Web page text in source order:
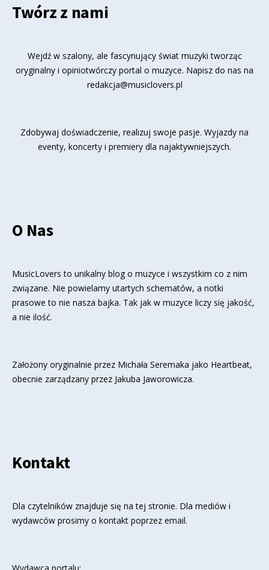
Twórz z nami
Wejdź w szalony, ale fascynujący świat muzyki tworząc
oryginalny i opiniotwórczy portal o muzyce. Napisz do nas na
redakcja@musiclovers.pl
Zdobywaj doświadczenie, realizuj swoje pasje. Wyjazdy na
eventy, koncerty i premiery dla najaktywniejszych.
O Nas
MusicLovers to unikalny blog o muzyce i wszystkim co z nim
związane. Nie powielamy utartych schematów, a notki
prasowe to nie nasza bajka. Tak jak w muzyce liczy się jakość,
a nie ilość.
Założony oryginalnie przez Michała Seremaka jako Heartbeat,
obecnie zarządzany przez Jakuba Jaworowicza.
Kontakt
Dla czytelników znajduje się na tej stronie. Dla mediów i
wydawców prosimy o kontakt poprzez email.
Wydawca portalu: